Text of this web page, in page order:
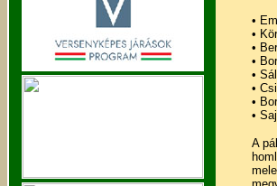
•
•
•
•
•
•
•
•
A